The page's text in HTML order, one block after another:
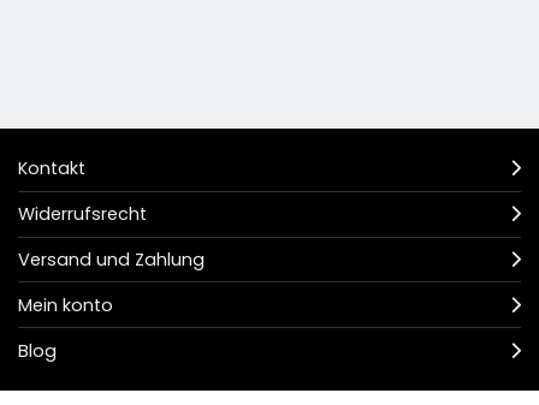
Kontakt
Widerrufsrecht
Versand und Zahlung
Mein konto
Blog